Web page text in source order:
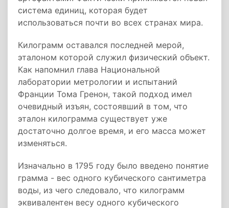
система единиц, которая будет
использоваться почти во всех странах мира.
Килограмм оставался последней мерой,
эталоном которой служил физический объект.
Как напомнил глава Национальной
лаборатории метрологии и испытаний
Франции Тома Гренон, такой подход имел
очевидный изъян, состоявший в том, что
эталон килограмма существует уже
достаточно долгое время, и его масса может
изменяться.
Изначально в 1795 году было введено понятие
грамма - вес одного кубического сантиметра
воды, из чего следовало, что килограмм
эквивалентен весу одного кубического